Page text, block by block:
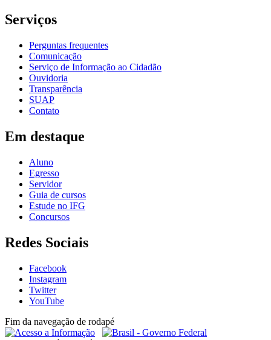
Serviços
Perguntas frequentes
Comunicação
Serviço de Informação ao Cidadão
Ouvidoria
Transparência
SUAP
Contato
Em destaque
Aluno
Egresso
Servidor
Guia de cursos
Estude no IFG
Concursos
Redes Sociais
Facebook
Instagram
Twitter
YouTube
Fim da navegação de rodapé